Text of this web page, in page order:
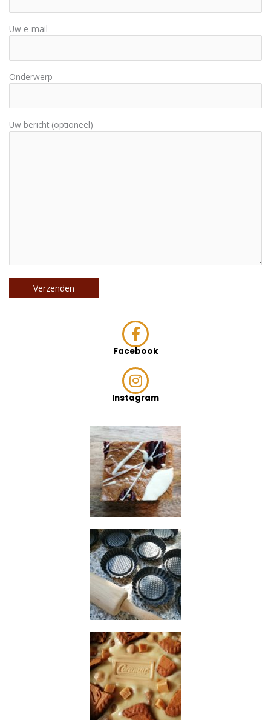
Uw e-mail
Onderwerp
Uw bericht (optioneel)
Facebook
Instagram